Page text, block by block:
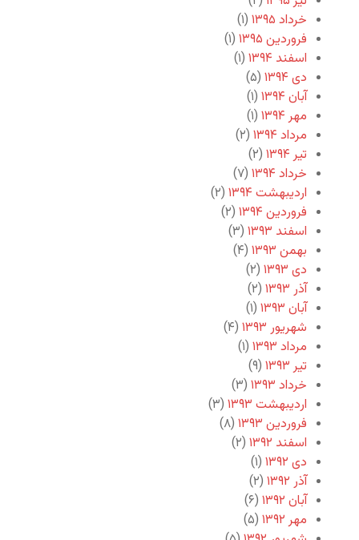
خرداد ۱۳۹۵
(۱)
فروردین ۱۳۹۵
(۱)
اسفند ۱۳۹۴
(۱)
دی ۱۳۹۴
(۵)
آبان ۱۳۹۴
(۱)
مهر ۱۳۹۴
(۱)
مرداد ۱۳۹۴
(۲)
تیر ۱۳۹۴
(۲)
خرداد ۱۳۹۴
(۷)
اردیبهشت ۱۳۹۴
(۲)
فروردین ۱۳۹۴
(۲)
اسفند ۱۳۹۳
(۳)
بهمن ۱۳۹۳
(۴)
دی ۱۳۹۳
(۲)
آذر ۱۳۹۳
(۲)
آبان ۱۳۹۳
(۱)
شهریور ۱۳۹۳
(۴)
مرداد ۱۳۹۳
(۱)
تیر ۱۳۹۳
(۹)
خرداد ۱۳۹۳
(۳)
اردیبهشت ۱۳۹۳
(۳)
فروردین ۱۳۹۳
(۸)
اسفند ۱۳۹۲
(۲)
دی ۱۳۹۲
(۱)
آذر ۱۳۹۲
(۲)
آبان ۱۳۹۲
(۶)
مهر ۱۳۹۲
(۵)